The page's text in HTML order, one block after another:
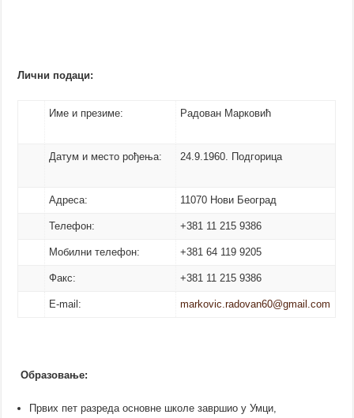
Лични подаци:
Име и презиме: Радован Марковић
Датум и место рођења: 24.9.1960. Подгорица
Адреса: 11070 Нови Београд
Телефон: +381 11 215 9386
Мобилни телефон: +381 64 119 9205
Факс: +381 11 215 9386
E-mail: markovic.radovan60@gmail.com
Образовање:
Првих пет разреда основне школе завршио у Умци,